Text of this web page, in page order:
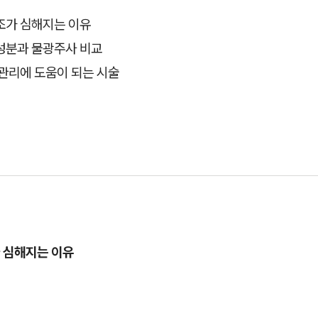
가 심해지는 이유
분과 물광주사 비교
리에 도움이 되는 시술
해지는 이유